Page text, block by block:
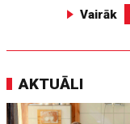
Vairāk
AKTUĀLI